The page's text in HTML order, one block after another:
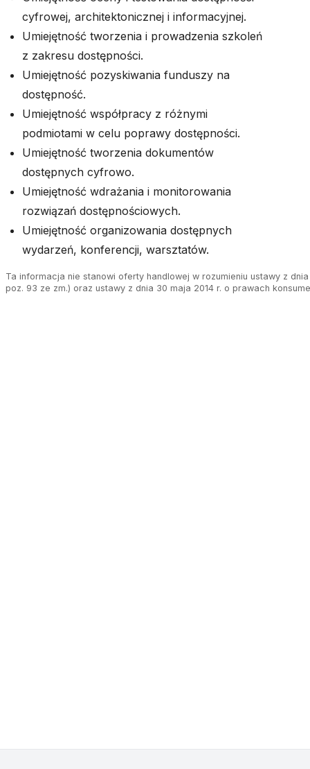
cyfrowej, architektonicznej i informacyjnej.
Umiejętność tworzenia i prowadzenia szkoleń
z zakresu dostępności.
Umiejętność pozyskiwania funduszy na
dostępność.
Umiejętność współpracy z różnymi
podmiotami w celu poprawy dostępności.
Umiejętność tworzenia dokumentów
dostępnych cyfrowo.
Umiejętność wdrażania i monitorowania
rozwiązań dostępnościowych.
Umiejętność organizowania dostępnych
wydarzeń, konferencji, warsztatów.
Ta informacja nie stanowi oferty handlowej w rozumieniu ustawy z
poz. 93 ze zm.) oraz ustawy z dnia 30 maja 2014 r. o prawach